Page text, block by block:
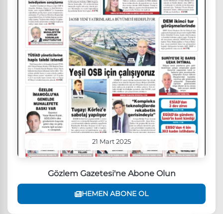
21 Mart 2025
Gözlem Gazetesi'ne Abone Olun
HEMEN ABONE OL